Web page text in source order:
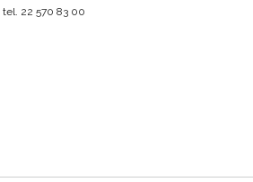
tel. 22 570 83 00